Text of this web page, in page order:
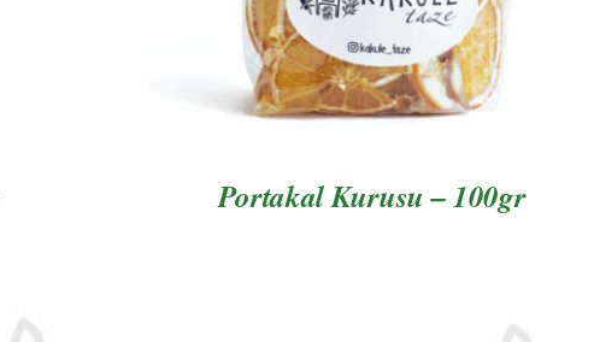
Portakal Kurusu – 100gr